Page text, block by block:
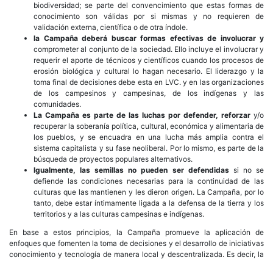
biodiversidad; se parte del convencimiento que estas formas de
conocimiento son válidas por si mismas y no requieren de
validación externa, científica o de otra índole.
la Campaña deberá buscar formas efectivas de involucrar y
comprometer al conjunto de la sociedad. Ello incluye el involucrar y
requerir el aporte de técnicos y científicos cuando los procesos de
erosión biológica y cultural lo hagan necesario. El liderazgo y la
toma final de decisiones debe esta en LVC. y en las organizaciones
de los campesinos y campesinas, de los indígenas y las
comunidades.
La Campaña es parte de las luchas por defender, reforzar y/o
recuperar la soberanía política, cultural, económica y alimentaria de
los pueblos, y se encuadra en una lucha más amplia contra el
sistema capitalista y su fase neoliberal. Por lo mismo, es parte de la
búsqueda de proyectos populares alternativos.
Igualmente, las semillas no pueden ser defendidas si no se
defiende las condiciones necesarias para la continuidad de las
culturas que las mantienen y les dieron origen. La Campaña, por lo
tanto, debe estar íntimamente ligada a la defensa de la tierra y los
territorios y a las culturas campesinas e indígenas.
En base a estos principios, la Campaña promueve la aplicación de
enfoques que fomenten la toma de decisiones y el desarrollo de iniciativas
conocimiento y tecnología de manera local y descentralizada. Es decir, la